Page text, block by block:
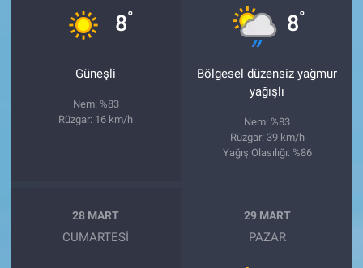
8°
Güneşli
Nem: %83
Rüzgar: 16 km/h
8°
Bölgesel düzensiz yağmur
yağışlı
Nem: %83
Rüzgar: 39 km/h
Yağış Olasılığı: %86
28 MART
CUMARTESI
29 MART
PAZAR